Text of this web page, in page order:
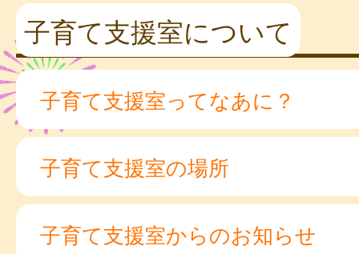
子育て支援室について
子育て支援室ってなあに？
子育て支援室の場所
子育て支援室からのお知らせ